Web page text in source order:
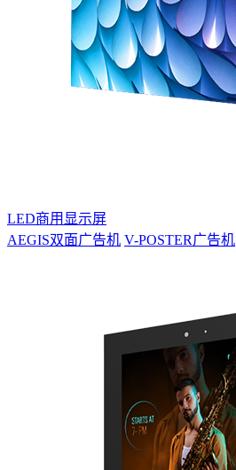
LED商用显示屏
AEGIS双面广告机 V-POSTER广告机